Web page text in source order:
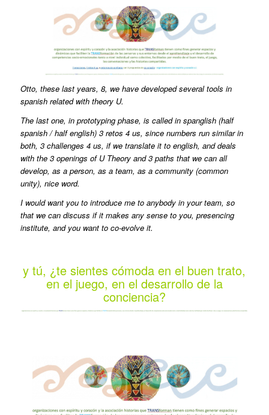
Otto, these last years, 8, we have developed several tools in
spanish related with theory U.
The last one, in prototyping phase, is called in spanglish (half
spanish / half english) 3 retos 4 us, since numbers run similar in
both, 3 challenges 4 us, if we translate it to english, and deals
with the 3 openings of U Theory and 3 paths that we can all
develop, as a person, as a team, as a community (common
unity), nice word.
I would want you to introduce me to anybody in your team, so
that we can discuss if it makes any sense to you, presencing
institute, and you want to co-evolve it.
y tú, ¿te sientes cómoda en el buen trato,
en el juego, en el desarrollo de la
conciencia?